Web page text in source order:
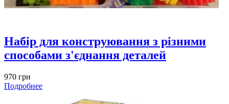
Набір для конструювання з різними
способами з'єднання деталей
970 грн
Подробнее